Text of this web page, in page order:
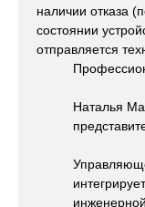
наличии отказа
состоянии
отправляется
Наталья